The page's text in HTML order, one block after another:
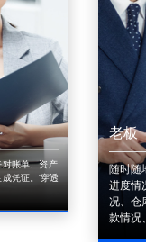
账单、资产
凭证。'穿透
老板
随时随
进度情
况、仓
款情况